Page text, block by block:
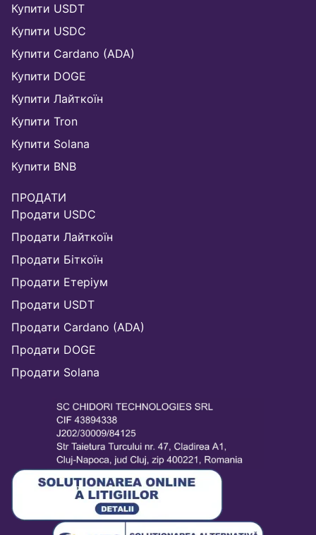
Купити USDT
Купити USDC
Купити Cardano (ADA)
Купити DOGE
Купити Лайткоїн
Купити Tron
Купити Solana
Купити BNB
ПРОДАТИ
Продати USDC
Продати Лайткоїн
Продати Біткоїн
Продати Етеріум
Продати USDT
Продати Cardano (ADA)
Продати DOGE
Продати Solana